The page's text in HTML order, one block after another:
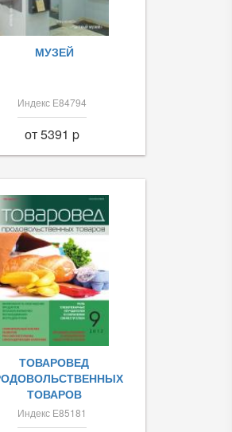
МУЗЕЙ
Индекс Е84794
от 5391 p
ТОВАРОВЕД
ТОВАРОВ
Индекс Е85181